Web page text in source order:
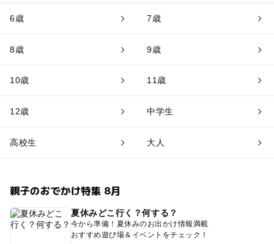
6歳 7歳
8歳 9歳
10歳 11歳
12歳 中学生
高校生 大人
親子のおでかけ特集 8月
夏休みどこ行く？何する？
今から準備！夏休みのお出かけ情報満載
おすすめ遊び場＆イベントをチェック！